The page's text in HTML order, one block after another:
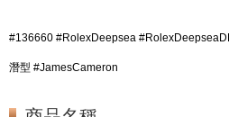
#136660 #RolexDeepsea
潛型 #JamesCameron